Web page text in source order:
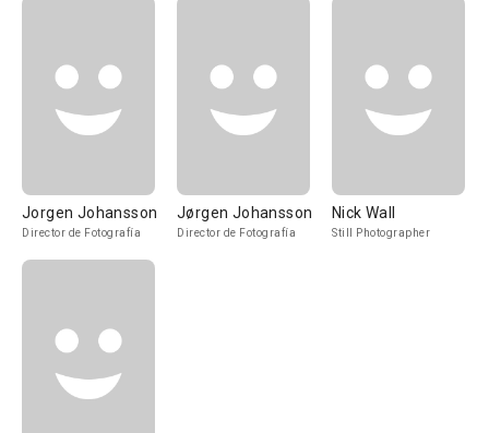
Jorgen Johansson
Director de Fotografía
Jørgen Johansson
Director de Fotografía
Nick Wall
Still Photographer